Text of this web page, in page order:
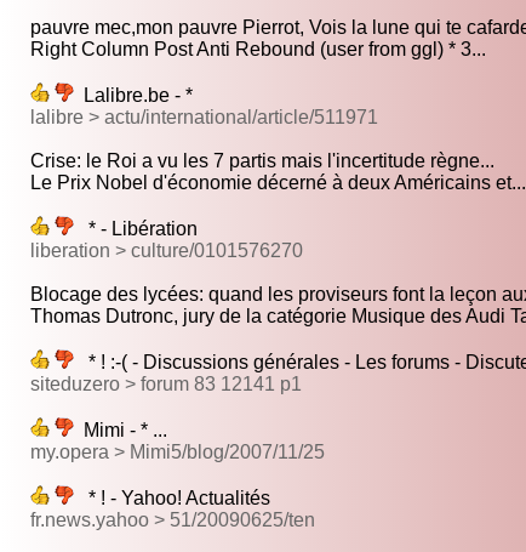
pauvre mec,mon pauvre Pierrot, Vois la lune qui te
Right Column Post Anti Rebound (user from ggl) * 3...
Lalibre.be - *
lalibre > actu/international/article/511971
Crise: le Roi a vu les 7 partis mais l'incertitude règne...
Le Prix Nobel d'économie décerné à deux Américains et...
* - Libération
liberation > culture/0101576270
Blocage des lycées: quand les proviseurs font la leçon
Thomas Dutronc, jury de la catégorie Musique des Audi
* ! :-( - Discussions générales - Les forums -
siteduzero > forum 83 12141 p1
Mimi - * ...
my.opera > Mimi5/blog/2007/11/25
* ! - Yahoo! Actualités
fr.news.yahoo > 51/20090625/ten